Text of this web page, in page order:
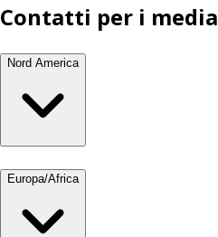
Contatti per i media
Nord America
Europa/Africa